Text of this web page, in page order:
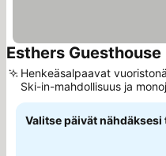
Esthers Guesthouse
Henkeäsalpaavat
Ski-in-mahdollisuus ja
lämmitys
Valitse päivät